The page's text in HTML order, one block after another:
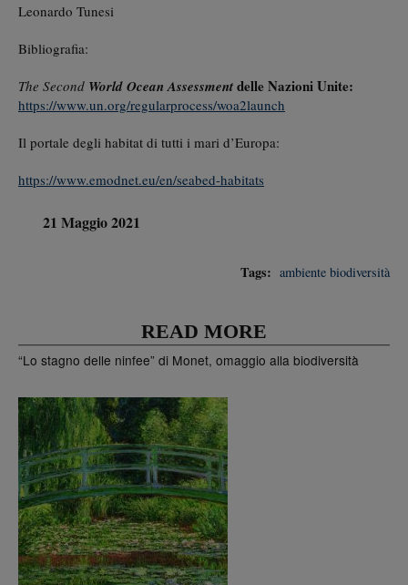
Leonardo Tunesi
Bibliografia:
The Second World Ocean Assessmentdelle Nazioni Unite:
https://www.un.org/regularprocess/woa2launch
Il portale degli habitat di tutti i mari d’Europa:
https://www.emodnet.eu/en/seabed-habitats
21 Maggio 2021
Tags: ambiente biodiversità
READ MORE
“Lo stagno delle ninfee” di Monet, omaggio alla biodiversità